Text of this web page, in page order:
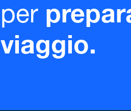
per
viaggio.